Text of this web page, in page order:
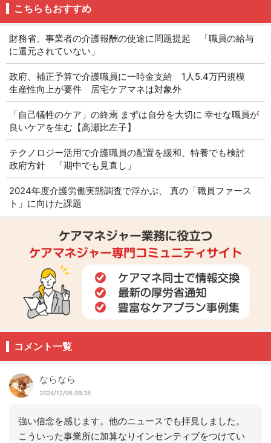
こちらもおすすめ
財務省、事業者の介護報酬の使途に問題提起 「職員の給与
に還元されていない」
政府、補正予算で介護職員に一時金支給 1人5.4万円規模
生産性向上が要件 居宅ケアマネは対象外
「自己犠牲のケア」の終焉 まずは自分を大切に 幸せな職員が
良いケアを生む【高瀬比左子】
テクノロジー活用で介護職員の配置を緩和、特養でも検討
政府方針 「期中でも見直し」
2024年度介護労働実態調査で浮かぶ、 真の「職員ファース
ト」に向けた課題
コメント一覧
ならなら
2024/12/05 09:35
強い信念を感じます。他のニュースでも拝見しました。
こういった事業所に加算なりインセンティブをつけてい